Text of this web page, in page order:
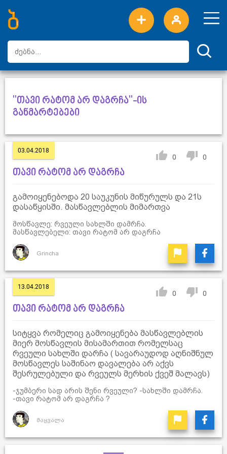
ახალი სიტყვები
ტოპ სიტყვები
დღის ტოპ სიტყვები
ტოპ მომხმარებლები
"თავი რატომ არ დაგრჩა"-ის
განმარტებები
03.04.2018
0 0
თავი რატომ არ დაგრჩა
გამოიყენებოდა 20 საუკუნის მიწურულს და 21ს
დასაწყისში. მასწავლებლის მიმართვა
მოსწავლე: რვეული სახლში დამრჩა.
მასწავლებელი: თავი რატომ არ დაგრჩა
Grincha
13.04.2018
0 0
თავი რატომ არ დაგრჩა
სიტყვა რომელიც გამოიყენება მასწავლებლის
მიერ მოსწავლის მისამართით რომელსაც
რვეული სახლში დარჩა ( სავარაუდოდ აღნიშნულ
მოსწავლეს საშინაო დავალება არ აქვს
შესრულებული და რვეულს მერხის ქვეშ მალავს)
-ჯუმბერი სად არის შენი რვეული? -სახლში დამრჩა.
-თავი რატომ არ დაგრჩა ?
მაყვალა